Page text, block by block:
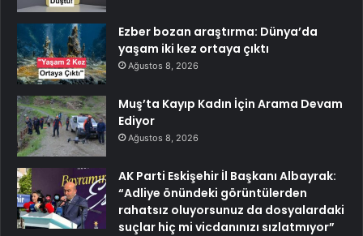
Ezber bozan araştırma: Dünya’da
yaşam iki kez ortaya çıktı
Ağustos 8, 2026
Muş’ta Kayıp Kadın İçin Arama Devam
Ediyor
Ağustos 8, 2026
AK Parti Eskişehir İl Başkanı Albayrak:
“Adliye önündeki görüntülerden
rahatsız oluyorsunuz da dosyalardaki
suçlar hiç mi vicdanınızı sızlatmıyor”